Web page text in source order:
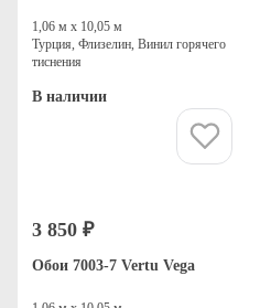
1,06 м х 10,05 м
Турция, Флизелин, Винил горячего
тиснения
В наличии
3 850 ₽
Обои 7003-7 Vertu Vega